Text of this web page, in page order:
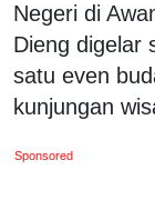
Negeri di
Dieng digelar
satu even
kunjungan
Sponsored